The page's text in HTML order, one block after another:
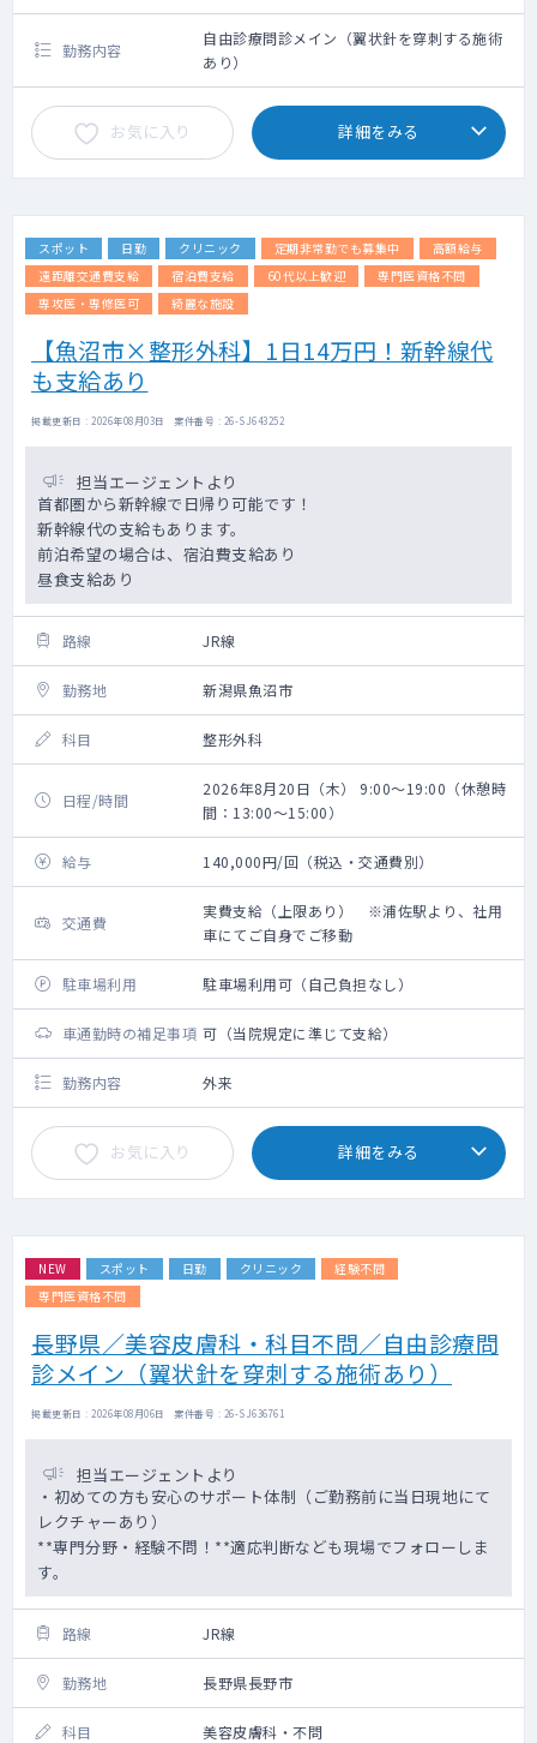
クシー利用要相談
勤務内容
自由診療問診メイン（翼状針を穿刺する施術
あり）
お気に入り 詳細をみる
スポット 日勤 クリニック 定期非常勤でも募集中
高額給与
遠距離交通費支給
宿泊費支給 60代以上歓迎
専門医資格不問
専攻医・専修医可
綺麗な施設
【魚沼市×整形外科】1日14万円！新幹線代
も支給あり
掲載更新日 : 2026年08月03日 案件番号 : 26-SJ643252
担当エージェントより
首都圏から新幹線で日帰り可能です！
新幹線代の支給もあります。
前泊希望の場合は、宿泊費支給あり
昼食支給あり
路線 JR線
勤務地 新潟県魚沼市
科目 整形外科
日程/時間
2026年8月20日（木） 9:00～19:00（休憩時
間：13:00～15:00）
給与 140,000円/回（税込・交通費別）
交通費
実費支給（上限あり） ※浦佐駅より、社用
車にてご自身でご移動
駐車場利用 駐車場利用可（自己負担なし）
車通勤時の補足事項 可（当院規定に準じて支給）
勤務内容 外来
お気に入り 詳細をみる
NEW スポット 日勤 クリニック
経験不問
専門医資格不問
長野県／美容皮膚科・科目不問／自由診療問
診メイン（翼状針を穿刺する施術あり）
掲載更新日 : 2026年08月06日 案件番号 : 26-SJ636761
担当エージェントより
・初めての方も安心のサポート体制（ご勤務前に当日現地にて
レクチャーあり）
**専門分野・経験不問！**適応判断なども現場でフォローしま
す。
路線 JR線
勤務地 長野県長野市
科目 美容皮膚科・不問